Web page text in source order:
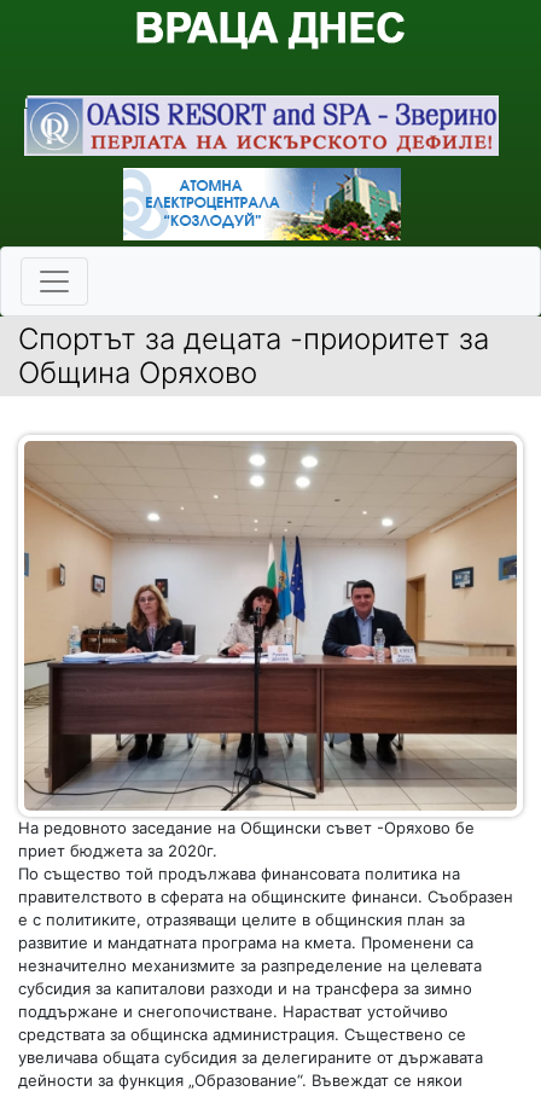
Спортът за децата -приоритет за
Община Оряхово
На редовното заседание на Общински съвет -Оряхово бе
приет бюджета за 2020г.
По същество той продължава финансовата политика на
правителството в сферата на общинските финанси. Съобразен
е с политиките, отразяващи целите в общинския план за
развитие и мандатната програма на кмета. Променени са
незначително механизмите за разпределение на целевата
субсидия за капиталови разходи и на трансфера за зимно
поддържане и снегопочистване. Нарастват устойчиво
средствата за общинска администрация. Съществено се
увеличава общата субсидия за делегираните от държавата
дейности за функция „Образование“. Въвеждат се някои